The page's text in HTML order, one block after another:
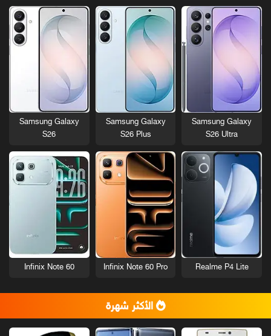
Samsung Galaxy
S26 Ultra
Samsung Galaxy
S26 Plus
Samsung Galaxy
S26
Realme P4 Lite
Infinix Note 60 Pro
Infinix Note 60
الأكثر شهرة